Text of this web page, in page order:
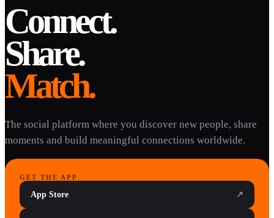
Connect.
Share.
Match.
The social platform where you discover new people, share
moments and build meaningful connections worldwide.
GET THE APP
App Store ↗